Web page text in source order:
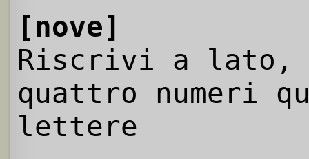
[nove]
Riscrivi a
quattro numeri
lettere